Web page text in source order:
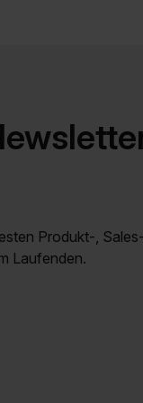
Produkt-,
Laufenden.